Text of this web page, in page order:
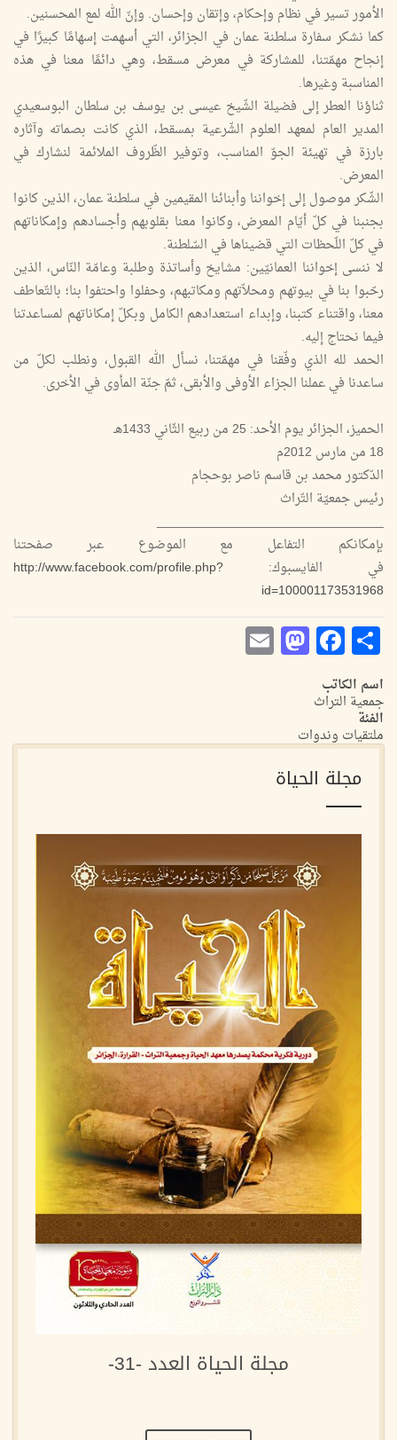
الأمور تسير في نظام وإحكام، وإتقان وإحسان. وإنّ الله لمع المحسنين.
كما نشكر سفارة سلطنة عمان في الجزائر، التي أسهمت إسهامًا كبيرًا في
إنجاح مهمّتنا، للمشاركة في معرض مسقط، وهي دائمًا معنا في هذه
المناسبة وغيرها.
ثناؤنا العطر إلى فضيلة الشّيخ عيسى بن يوسف بن سلطان البوسعيدي
المدير العام لمعهد العلوم الشّرعية بمسقط، الذي كانت بصماته وآثاره
بارزة في تهيئة الجوّ المناسب، وتوفير الظّروف الملائمة لنشارك في
المعرض.
الشّكر موصول إلى إخواننا وأبنائنا المقيمين في سلطنة عمان، الذين كانوا
بجنبنا في كلّ أيّام المعرض، وكانوا معنا بقلوبهم وأجسادهم وإمكاناتهم
في كلّ اللّحظات التي قضيناها في السّلطنة.
لا ننسى إخواننا العمانيّين: مشايخ وأساتذة وطلبة وعامّة النّاس، الذين
رحّبوا بنا في بيوتهم ومحلاّتهم ومكاتبهم، وحفلوا واحتفوا بنا؛ بالتّعاطف
معنا، واقتناء كتبنا، وإبداء استعدادهم الكامل وبكلّ إمكاناتهم لمساعدتنا
فيما نحتاج إليه.
الحمد لله الذي وفّقنا في مهمّتنا، نسأل الله القبول، ونطلب لكلّ من
ساعدنا في عملنا الجزاء الأوفى والأبقى، ثمّ جنّة المأوى في الأخرى.
الحميز، الجزائر يوم الأحد: 25 من ربيع الثّاني 1433هـ
18 من مارس 2012م
الدّكتور محمد بن قاسم ناصر بوحجام
رئيس جمعيّة التّراث
________________________________
بإمكانكم التفاعل مع الموضوع عبر صفحتنا
في الفايسبوك: http://www.facebook.com/profile.php?
id=100001173531968
Share
Facebook
Mastodon
اسم الكاتب
جمعية التراث
الفئة
ملتقيات وندوات
مجلة الحياة
مجلة الحياة العدد -31-